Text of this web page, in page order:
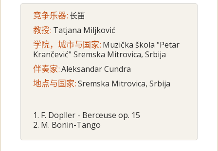
竞争乐器: 长笛
教授: Tatjana Miljković
学院，城市与国家: Muzička škola "Petar
Krančević" Sremska Mitrovica, Srbija
伴奏家:Aleksandar Cundra
地点与国家:Sremska Mitrovica, Srbija
1. F. Dopller - Berceuse op. 15
2. M. Bonin-Tango